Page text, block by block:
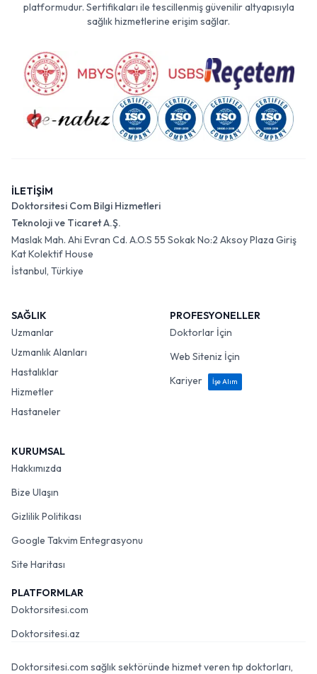
platformudur. Sertifikaları ile tescillenmiş güvenilir altyapısıyla
sağlık hizmetlerine erişim sağlar.
İLETİŞİM
Doktorsitesi Com Bilgi Hizmetleri
Teknoloji ve Ticaret A.Ş.
Maslak Mah. Ahi Evran Cd. A.O.S 55 Sokak No:2 Aksoy Plaza Giriş
Kat Kolektif House
İstanbul, Türkiye
SAĞLIK
Uzmanlar
Uzmanlık Alanları
Hastalıklar
Hizmetler
Hastaneler
PROFESYONELLER
Doktorlar İçin
Web Siteniz İçin
Kariyer
İşe Alım
KURUMSAL
Hakkımızda
Bize Ulaşın
Gizlilik Politikası
Google Takvim Entegrasyonu
Site Haritası
PLATFORMLAR
Doktorsitesi.com
Doktorsitesi.az
Doktorsitesi.com sağlık sektöründe hizmet veren tıp doktorları,